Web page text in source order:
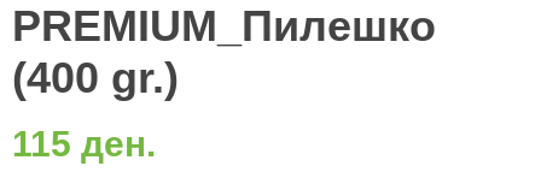
PREMIUM_Пилешко
(400 gr.)
115 ден.